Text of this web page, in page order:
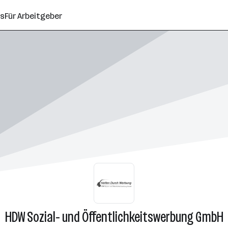
Für Arbeitgeber
HDW Sozial- und Öffentlichkeitswerbung GmbH